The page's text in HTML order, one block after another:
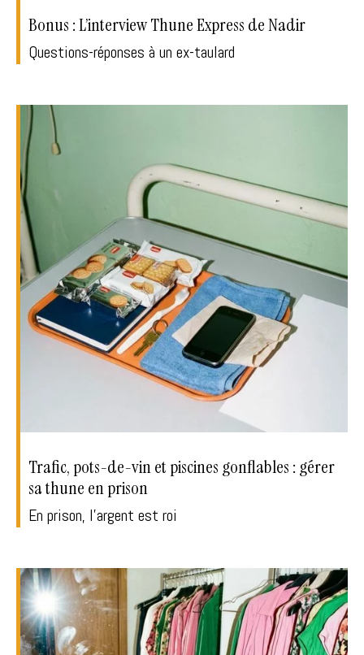
Bonus : L’interview Thune Express de Nadir
Questions-réponses à un ex-taulard
Trafic, pots-de-vin et piscines gonflables : gérer
sa thune en prison
En prison, l'argent est roi